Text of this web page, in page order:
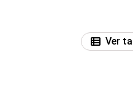
Ver